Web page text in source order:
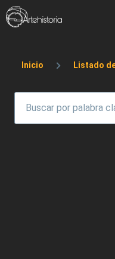
Pasar al contenido principal
Sobrescribir
Inicio Listado